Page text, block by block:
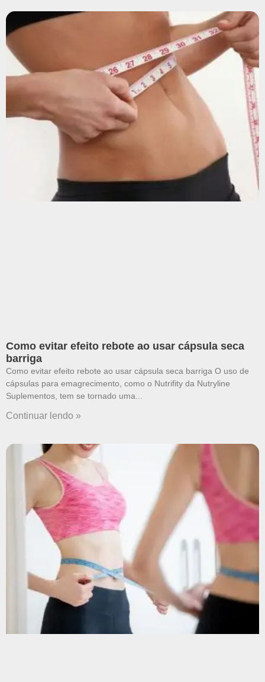
Como evitar efeito rebote ao usar cápsula seca
barriga
Como evitar efeito rebote ao usar cápsula seca barriga O uso de
cápsulas para emagrecimento, como o Nutrifity da Nutryline
Suplementos, tem se tornado uma
Continuar lendo »